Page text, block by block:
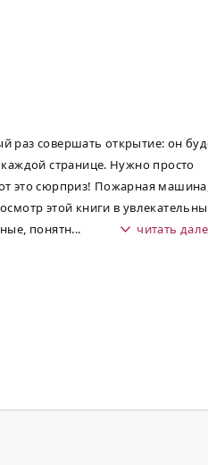
раз совершать открытие: он
странице. Нужно просто
это сюрприз! Пожарная
этой книги в
понятн... читать